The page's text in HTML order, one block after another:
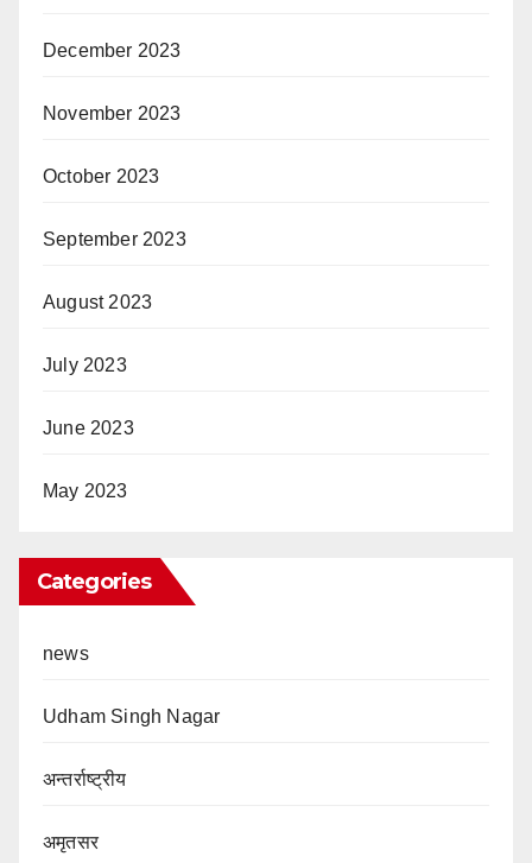
December 2023
November 2023
October 2023
September 2023
August 2023
July 2023
June 2023
May 2023
Categories
news
Udham Singh Nagar
अन्तर्राष्ट्रीय
अमृतसर